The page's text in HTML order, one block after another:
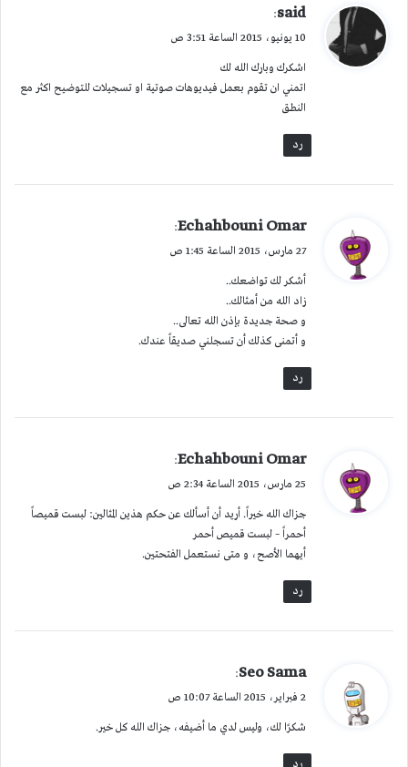
ي
ل
said
:
10 يونيو، 2015 الساعة 3:51 ص
اشكرك وبارك الله لك
اتمني ان تقوم بعمل فيديوهات صوتية او تسجيلات للتوضيح اكثر مع
النطق
رد
ي
ل
Echahbouni Omar
:
27 مارس، 2015 الساعة 1:45 ص
أشكر لك تواضعك..
زاد الله من أمثالك..
و صحة جديدة بإذن الله تعالى..
و أتمنى كذلك أن تسجلني صديقاً عندك.
رد
ي
ل
Echahbouni Omar
:
25 مارس، 2015 الساعة 2:34 ص
جزاك الله خيراً. أريد أن أسألك عن حكم هذين المثالين: لبست قميصاً
أحمراً – لبست قميص أحمر
أيهما الأصح، و متى نستعمل الفتحتين.
رد
ي
ل
Seo Sama
:
2 فبراير، 2015 الساعة 10:07 ص
شكرًا لك، وليس لدي ما أضيفه، جزاك الله كل خير.